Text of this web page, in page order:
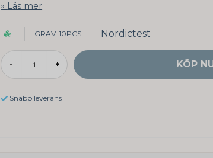
Läs mer
GRAV-10PCS Nordictest
- + KÖP
Snabb leverans